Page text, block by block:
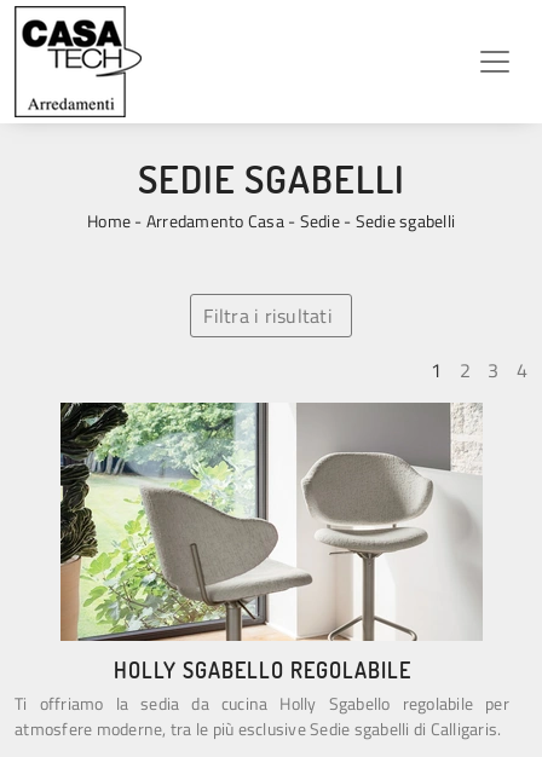
SEDIE SGABELLI
Home-Arredamento Casa-Sedie-Sedie sgabelli
Filtra i risultati
1
2 3 4
HOLLY SGABELLO REGOLABILE
Ti offriamo la sedia da cucina Holly Sgabello regolabile per
atmosfere moderne, tra le più esclusive Sedie sgabelli di Calligaris.